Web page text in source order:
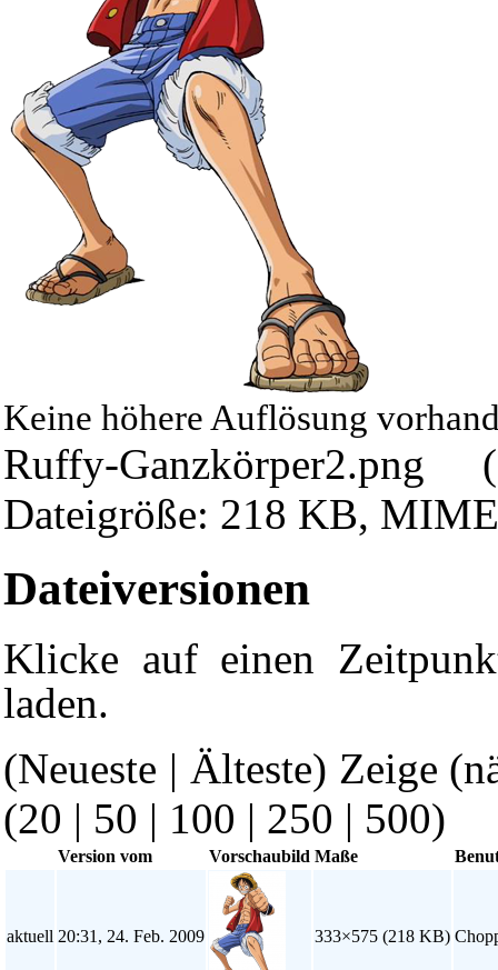
Keine höhere Auflösung
Ruffy-Ganzkörper2.png
Dateigröße: 218 KB,
Dateiversionen
Klicke auf einen
laden.
(Neueste | Älteste) Zeige
(20 | 50 | 100 | 250 | 500)
Version vom Vorschaubild Maße
aktuell 20:31, 24. Feb. 2009 333×575 (218 KB)